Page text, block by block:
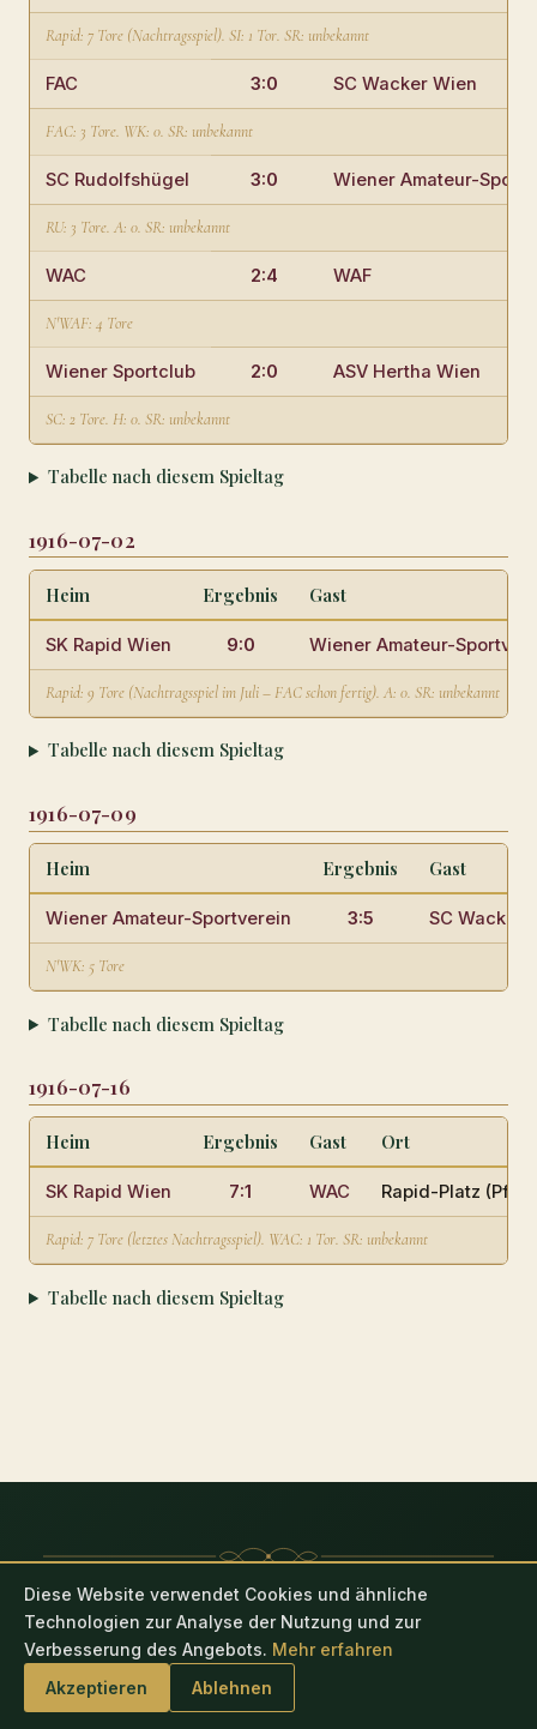
Rapid: 7 Tore (Nachtragsspiel). SI: 1 Tor. SR: unbekannt
FAC 3:0 SC Wacker Wien
FAC: 3 Tore. WK: 0. SR: unbekannt
SC Rudolfshügel 3:0 Wiener Amateur-
RU: 3 Tore. A: 0. SR: unbekannt
WAC 2:4 WAF
N'WAF: 4 Tore
Wiener Sportclub 2:0 ASV Hertha Wien
SC: 2 Tore. H: 0. SR: unbekannt
Tabelle nach diesem Spieltag
1916-07-02
Heim Ergebnis Gast
SK Rapid Wien 9:0 Wiener Amateur-
Rapid: 9 Tore (Nachtragsspiel im Juli – FAC schon fertig). A: 0. SR: unbekannt
Tabelle nach diesem Spieltag
1916-07-09
Heim Ergebnis Gast
Wiener Amateur-Sportverein 3:5 SC Wacker
N'WK: 5 Tore
Tabelle nach diesem Spieltag
1916-07-16
Heim Ergebnis Gast Ort
SK Rapid Wien 7:1 WAC Rapid-Platz
Rapid: 7 Tore (letztes Nachtragsspiel). WAC: 1 Tor. SR: unbekannt
Tabelle nach diesem Spieltag
DIE PIONIERE DES
ÖSTERREICHISCHEN
LIGAFUSSBALLS
Die ersten fünfzehn österreichischen Meisterschaften 1911–
Diese Website verwendet Cookies und ähnliche
Technologien zur Analyse der Nutzung und zur
Verbesserung des Angebots. Mehr erfahren
Akzeptieren
Ablehnen